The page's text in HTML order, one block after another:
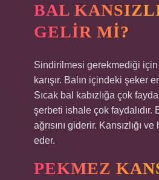
BAL
GELIR MI?
Sindirilmesi gerekmediği
karışır. Balın içindeki şeker
Sıcak bal kabızlığa çok
şerbeti ishale çok faydalıdır.
ağrısını giderir. Kansızlığı
eder.
PEKMEZ